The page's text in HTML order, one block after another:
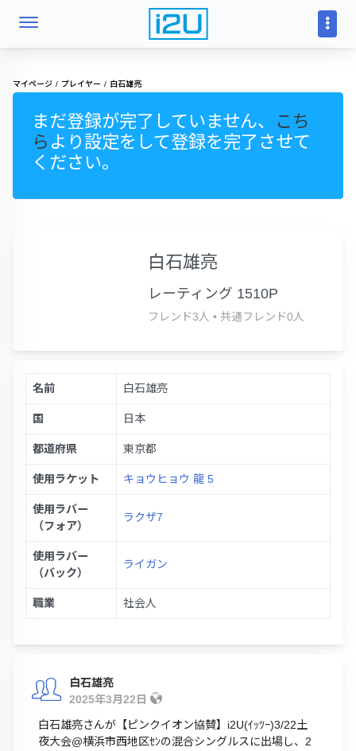
マイページ プレイヤー 白石雄亮
まだ登録が完了していません、
こち
ら より設定をして登録を完了させて
ください。
白石雄亮
レーティング 1510P
フレンド3人 • 共通フレンド0人
名前 白石雄亮
国 日本
都道府県 東京都
使用ラケット キョウヒョウ 龍 5
使用ラバー
（フォア）
ラクザ7
使用ラバー
（バック）
ライガン
職業 社会人
白石雄亮
2025年3月22日
白石雄亮さんが【ピンクイオン協賛】i2U(ｲｯﾂｰ)3/22土
夜大会@横浜市西地区ｾﾝの混合シングルスに出場し、2